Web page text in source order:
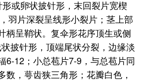
或卵状披针形，末回裂片宽楔
羽片深裂呈线形小裂片；茎上部
柄呈鞘状。复伞形花序顶生或侧
披针形，顶端尾状分裂，边缘淡
6-12；小总苞片7-9，与总苞片同
数，萼齿狭三角形；花瓣白色，